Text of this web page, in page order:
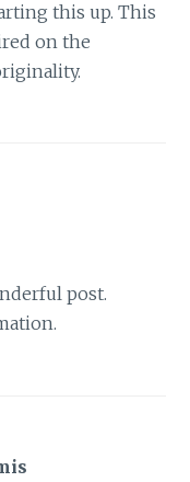
this up. This
on the
post.